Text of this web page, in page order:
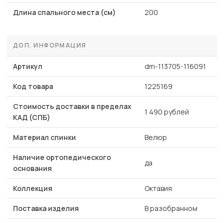
Длина спального места (см) 200
ДОП. ИНФОРМАЦИЯ
Артикул dm-113705-116091
Код товара 1225169
Стоимость доставки в пределах
КАД (СПБ)
1 490 рублей
Материал спинки Велюр
Наличие ортопедического
основания
да
Коллекция Октавия
Поставка изделия В разобранном